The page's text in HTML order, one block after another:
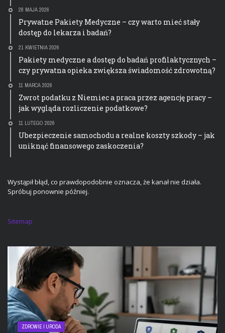
28 MAJA 2026
Prywatne Pakiety Medyczne – czy warto mieć stały
dostęp do lekarza i badań?
21 KWIETNIA 2026
Pakiety medyczne a dostęp do badań profilaktycznych –
czy prywatna opieka zwiększa świadomość zdrowotną?
11 MARCA 2026
Zwrot podatku z Niemiec a praca przez agencję pracy –
jak wygląda rozliczenie podatkowe?
11 LUTEGO 2026
Ubezpieczenie samochodu a realne koszty szkody – jak
uniknąć finansowego zaskoczenia?
Wystąpił błąd, co prawdopodobnie oznacza, że kanał nie działa.
Spróbuj ponownie później.
Sitemap
ZDROWIE I URODA